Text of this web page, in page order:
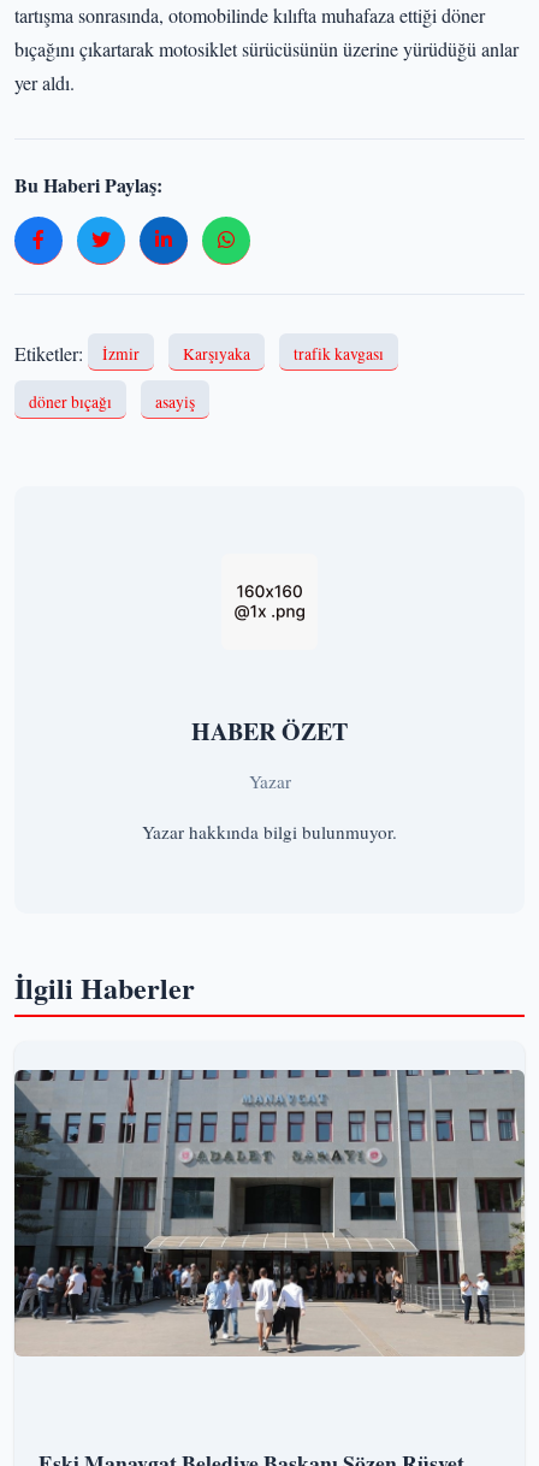
tartışma sonrasında, otomobilinde kılıfta muhafaza ettiği döner
bıçağını çıkartarak motosiklet sürücüsünün üzerine yürüdüğü anlar
yer aldı.
Bu Haberi Paylaş:
Etiketler: İzmir Karşıyaka trafik kavgası
döner bıçağı asayiş
HABER ÖZET
Yazar
Yazar hakkında bilgi bulunmuyor.
İlgili Haberler